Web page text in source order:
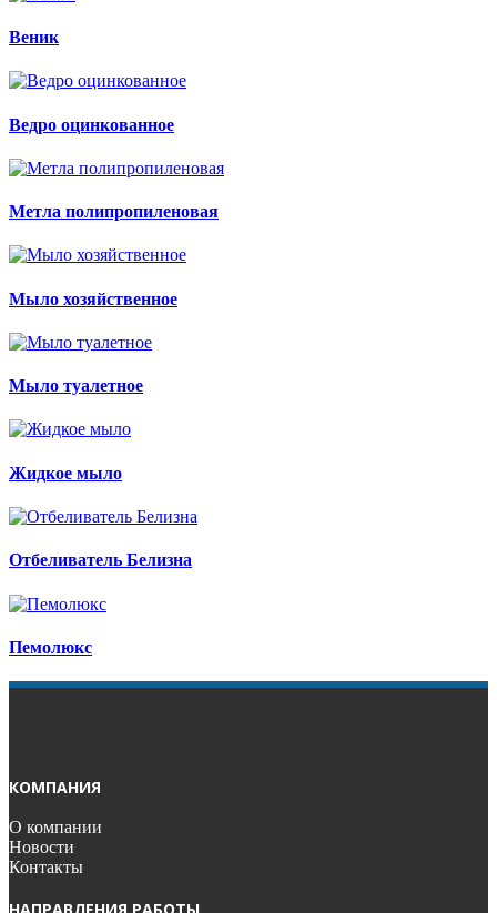
Веник
Ведро оцинкованное
Метла полипропиленовая
Мыло хозяйственное
Мыло туалетное
Жидкое мыло
Отбеливатель Белизна
Пемолюкс
КОМПАНИЯ
О компании
Новости
Контакты